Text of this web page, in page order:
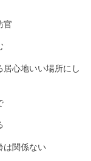
地いい場所にし
関係ない